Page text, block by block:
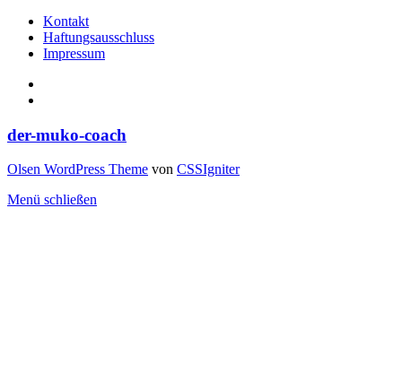
Kontakt
Haftungsausschluss
Impressum
der-muko-coach
Olsen WordPress Theme von CSSIgniter
Menü schließen